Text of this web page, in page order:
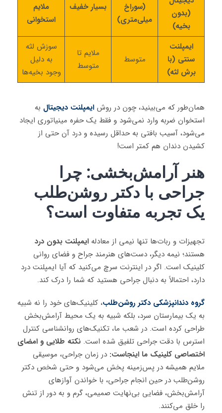
(بدون
بخیه)
(سوراخ
میلی‌متری)
بسیار خفیف
ملایم
استخوانی
ایمپلنت
سنتی (با
برش لثه)
متوسط
ملایم تا
متوسط
سوزش لثه
به دلیل
وجود بخیه‌ها
همان‌طور که می‌بینید، چون در روش ایمپلنت دیجیتال به
استخوان ضربه وارد نمی‌شود و فقط یک حفره مینیاتوری ایجاد
می‌شود، آسیب بافتی به حداقل رسیده و درد آن حتی از
کشیدن دندان هم کمتر است!
هنر آرامش‌بخشی: چرا
جراحی با دکتر روشن‌طلب
یک تجربه متفاوت است؟
تجهیزات و ربات‌ها تنها نیمی از معادله ایمپلنت بدون درد
هستند؛ نیمه دیگر، دست‌های هنرمند جراح و فضای روانی
کلینیک است. اگر در اینترنت سرچ می‌کنید که آیا ایمپلنت درد
دارد، احتمالاً به دنبال جراحی هستید که شما را درک کند.
گروه دندانپزشکی دکتر روشن‌طلب، کلینیک‌های خود را نه شبیه
به یک بیمارستان سرد، بلکه شبیه به یک محیط آرامش‌بخش
طراحی کرده است. در شعب ما، تکنیک‌های روانشناسی کنترل
استرس با دقت جراحی تلفیق شده است. نکته طلایی و امضای
اختصاصی کلینیک ما اینجاست: در زمان جراحی، موسیقی
ملایم همیشه در پس‌زمینه پخش می‌شود و حتی شخص دکتر
روشن‌طلب در حین انجام جراحی، با خواندن آوازهای
آرامش‌بخش، فضایی بی‌نهایت صمیمی، گرم و به دور از تنش
را خلق می‌کنند.